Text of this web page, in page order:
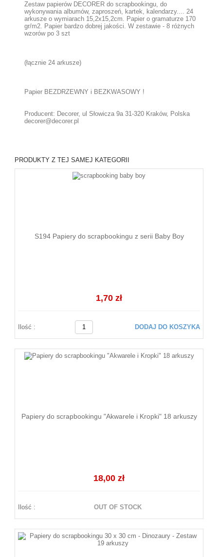
Zestaw papierów DECORER do scrapbookingu, do
wykonywania albumów, zaproszeń, kartek, kalendarzy.... 24
arkusze o wymiarach 15,2x15,2cm. Papier o gramaturze 170
gr/m2. Papier bardzo dobrej jakości. W zestawie - 8 różnych
wzorów po 3 szt
(łącznie 24 arkusze)
Papier BEZDRZEWNY i BEZKWASOWY !
Producent: Decorer, ul Słowicza 9a 31-320 Kraków, Polska
decorer@decorer.pl
PRODUKTY Z TEJ SAMEJ KATEGORII
S194 Papiery do scrapbookingu z serii Baby Boy
1,70 zł
Ilość : DODAJ DO KOSZYKA
Papiery do scrapbookingu "Akwarele i Kropki" 18 arkuszy
18,00 zł
Ilość : OUT OF STOCK